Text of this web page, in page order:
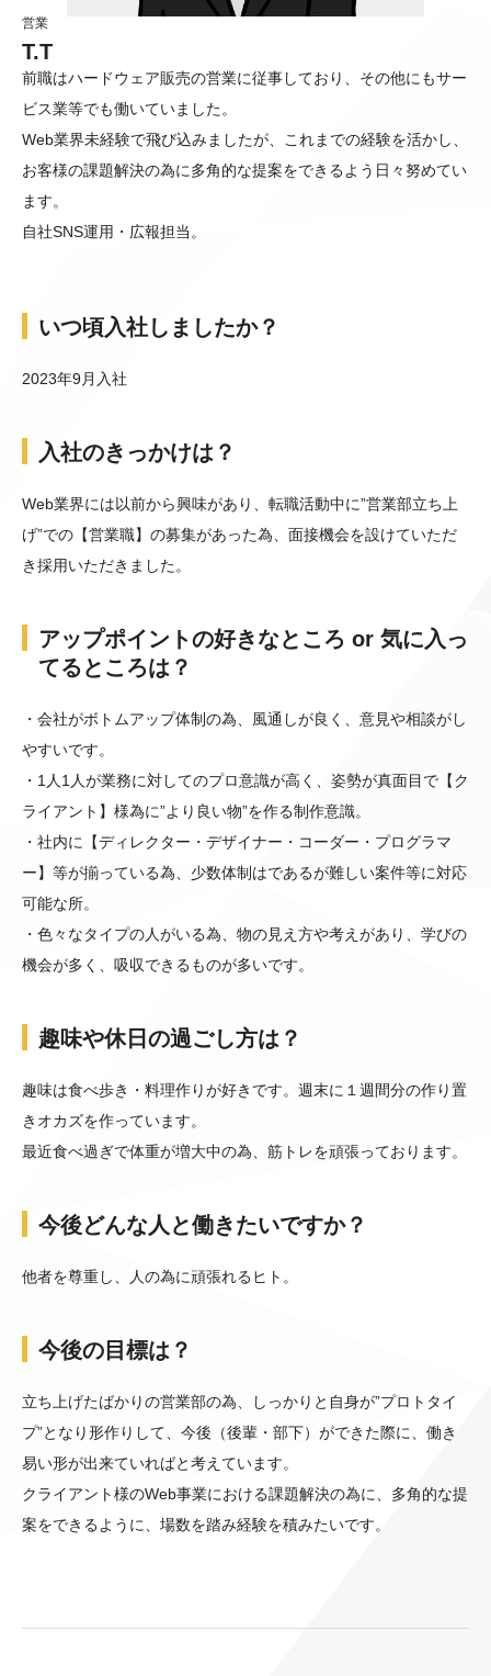
営業
T.T
前職はハードウェア販売の営業に従事しており、その他にもサー
ビス業等でも働いていました。
Web業界未経験で飛び込みましたが、これまでの経験を活かし、
お客様の課題解決の為に多角的な提案をできるよう日々努めてい
ます。
自社SNS運用・広報担当。
いつ頃入社しましたか？
2023年9月入社
入社のきっかけは？
Web業界には以前から興味があり、転職活動中に”営業部立ち上
げ”での【営業職】の募集があった為、面接機会を設けていただ
き採用いただきました。
アップポイントの好きなところ or 気に入っ
てるところは？
・会社がボトムアップ体制の為、風通しが良く、意見や相談がし
やすいです。
・1人1人が業務に対してのプロ意識が高く、姿勢が真面目で【ク
ライアント】様為に”より良い物”を作る制作意識。
・社内に【ディレクター・デザイナー・コーダー・プログラマ
ー】等が揃っている為、少数体制はであるが難しい案件等に対応
可能な所。
・色々なタイプの人がいる為、物の見え方や考えがあり、学びの
機会が多く、吸収できるものが多いです。
趣味や休日の過ごし方は？
趣味は食べ歩き・料理作りが好きです。週末に１週間分の作り置
きオカズを作っています。
最近食べ過ぎで体重が増大中の為、筋トレを頑張っております。
今後どんな人と働きたいですか？
他者を尊重し、人の為に頑張れるヒト。
今後の目標は？
立ち上げたばかりの営業部の為、しっかりと自身が”プロトタイ
プ”となり形作りして、今後（後輩・部下）ができた際に、働き
易い形が出来ていればと考えています。
クライアント様のWeb事業における課題解決の為に、多角的な提
案をできるように、場数を踏み経験を積みたいです。